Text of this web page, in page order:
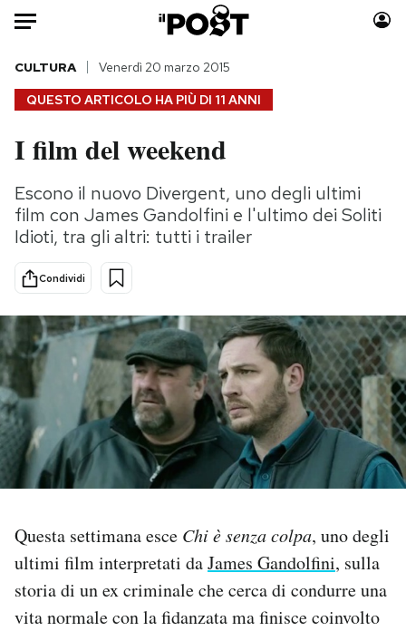
Auto
HOME
Italia
Politica
Tecnologia
Scienza
Economia
Sport
Consumismi
Storie/Idee
Altrecose
Mondiali calcio 2026
PODCAST
I MIEI PREFERITI
SHOP
QUESTO ARTICOLO HA PIÙ DI 11 ANNI
CULTURA Venerdì 20 marzo 2015
I film del weekend
Escono il nuovo Divergent, uno degli ultimi
film con James Gandolfini e l'ultimo dei Soliti
Idioti, tra gli altri: tutti i trailer
Condividi
Questa settimana esce Chi è senza colpa, uno degli
ultimi film interpretati daJames Gandolfini, sulla
storia di un ex criminale che cerca di condurre una
vita normale con la fidanzata ma finisce coinvolto